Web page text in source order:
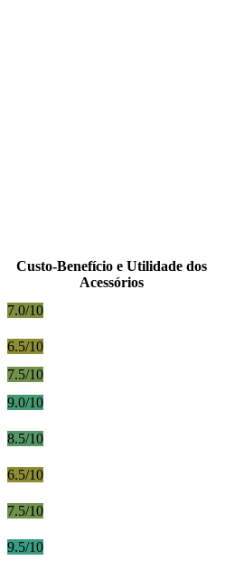
Custo-Benefício e Utilidade dos
Acessórios
7.0/10
6.5/10
7.5/10
9.0/10
8.5/10
6.5/10
7.5/10
9.5/10